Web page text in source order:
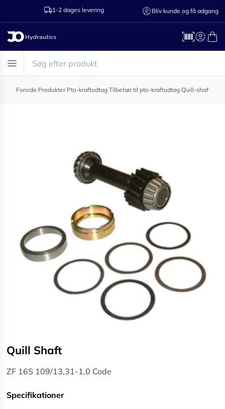
1-2 dages levering Ring til os
Bliv kunde og få adgang
Forside/Produkter/Pto-kraftudtag/Tilbehør til pto-kraftudtag/Quill-shaft til
Quill Shaft
ZF 16S 109/13,31-1,0 Code
Specifikationer